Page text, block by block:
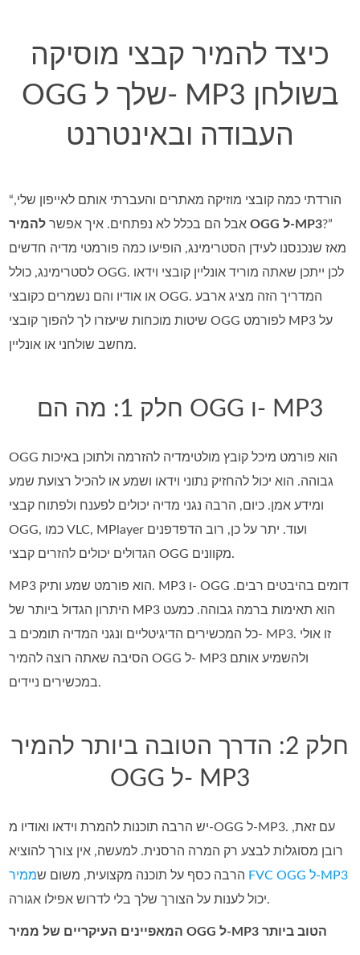
כיצד להמיר קבצי מוסיקה
OGG שלך ל- MP3 בשולחן
העבודה ובאינטרנט
“הורדתי כמה קובצי מוזיקה מאתרים והעברתי אותם לאייפון שלי,
אבל הם בכלל לא נפתחים. איך אפשר
להמיר OGG ל‑MP3?”
מאז שנכנסנו לעידן הסטרימינג, הופיעו כמה פורמטי מדיה חדשים
לסטרימינג, כולל OGG. לכן ייתכן שאתה מוריד אונליין קובצי וידאו
או אודיו והם נשמרים כקובצי OGG. המדריך הזה מציג ארבע
שיטות מוכחות שיעזרו לך להפוך קובצי OGG לפורמט MP3 על
מחשב שולחני או אונליין.
חלק 1: מה הם OGG ו- MP3
OGG הוא פורמט מיכל קובץ מולטימדיה להזרמה ולתוכן באיכות
גבוהה. הוא יכול להחזיק נתוני וידאו ושמע או להכיל רצועת שמע
ומידע אמן. כיום, הרבה נגני מדיה יכולים לפענח ולפתוח קבצי
OGG, כמו VLC, MPlayer ועוד. יתר על כן, רוב הדפדפנים
הגדולים יכולים להזרים קבצי OGG מקוונים.
MP3 הוא פורמט שמע ותיק. MP3 ו- OGG דומים בהיבטים רבים.
היתרון הגדול ביותר של MP3 הוא תאימות ברמה גבוהה. כמעט
כל המכשירים הדיגיטליים ונגני המדיה תומכים ב- MP3. זו אולי
הסיבה שאתה רוצה להמיר OGG ל- MP3 ולהשמיע אותם
במכשירים ניידים.
חלק 2: הדרך הטובה ביותר להמיר
OGG ל- MP3
יש הרבה תוכנות להמרת וידאו ואודיו מ‑OGG ל‑MP3. עם זאת,
רובן מסוגלות לבצע רק המרה הרסנית. למעשה, אין צורך להוציא
הרבה כסף על תוכנה מקצועית, משום ש
ממיר FVC OGG ל‑MP3
יכול לענות על הצורך שלך בלי לדרוש אפילו אגורה.
המאפיינים העיקריים של ממיר OGG ל‑MP3 הטוב ביותר